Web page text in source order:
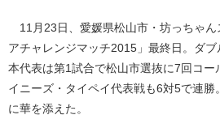
11月23日、愛媛県松山市・坊っちゃん
アチャレンジマッチ2015」最終日。ダ
本代表は第1試合で松山市選抜に7回コー
イニーズ・タイペイ代表戦も6対5で連勝
に華を添えた。